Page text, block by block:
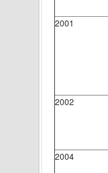
2001
2002
2004